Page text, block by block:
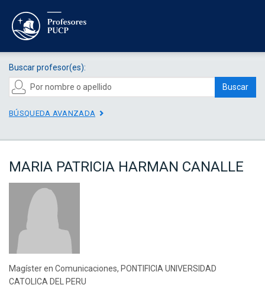
Buscar profesor(es):
Buscar
BÚSQUEDA AVANZADA
MARIA PATRICIA HARMAN CANALLE
Magíster en Comunicaciones, PONTIFICIA UNIVERSIDAD
CATOLICA DEL PERU